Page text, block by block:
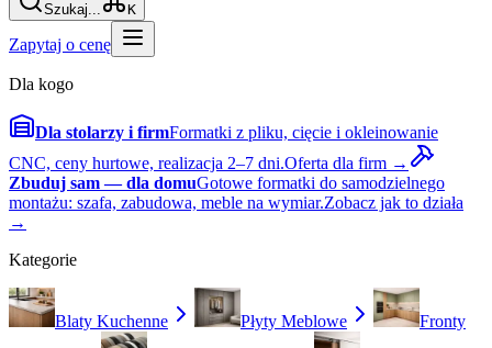
Szukaj... K
Zapytaj o cenę
Dla kogo
Dla stolarzy i firmFormatki z pliku, cięcie i okleinowanie
CNC, ceny hurtowe, realizacja 2–7 dni.Oferta dla firm →
Zbuduj sam — dla domuGotowe formatki do samodzielnego
montażu: szafa, zabudowa, meble na wymiar.Zobacz jak to działa
→
Kategorie
Blaty Kuchenne Płyty Meblowe Fronty